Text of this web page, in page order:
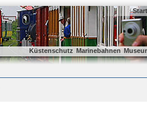
Start
Küstenschutz Marinebahnen